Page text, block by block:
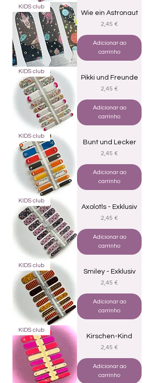
KIDS club
Wie ein Astronaut
Preço
2,45 €
Adicionar ao
carrinho
KIDS club
Pikki und Freunde
Preço
2,45 €
Adicionar ao
carrinho
KIDS club
Bunt und Lecker
Preço
2,45 €
Adicionar ao
carrinho
KIDS club
Axolotls - Exklusiv
Preço
2,45 €
Adicionar ao
carrinho
KIDS club
Smiley - Exklusiv
Preço
2,45 €
Adicionar ao
carrinho
KIDS club
Kirschen-Kind
Preço
2,45 €
Adicionar ao
carrinho